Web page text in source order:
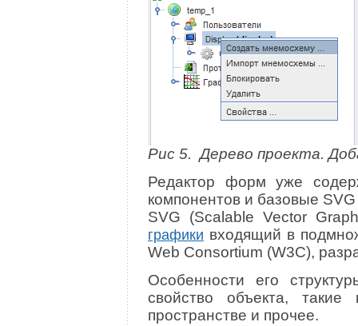
Рис 5. Дерево проекта.
Редактор форм уже
компонентов и базовые
SVG (Scalable Vector
графики входящий в
Web Consortium (W3C),
Особенности его
свойство объекта,
пространстве и прочее.